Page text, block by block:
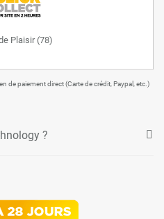
Plaisir (78)
de paiement direct (Carte de crédit, Paypal, etc.)
?